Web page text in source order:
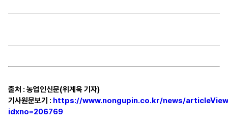
출처 : 농업인신문(위계욱 기자)
기사원문보기 : https://www.nongupin.co.kr/news/
idxno=206769